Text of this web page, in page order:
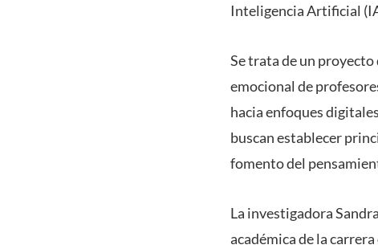
Inteligencia Artificial
Se trata de un
emocional de
hacia enfoques
buscan establecer
fomento del
La investigadora
académica de la